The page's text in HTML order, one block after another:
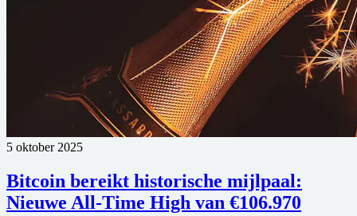
5 oktober 2025
Bitcoin bereikt historische mijlpaal:
Nieuwe All-Time High van €106.970